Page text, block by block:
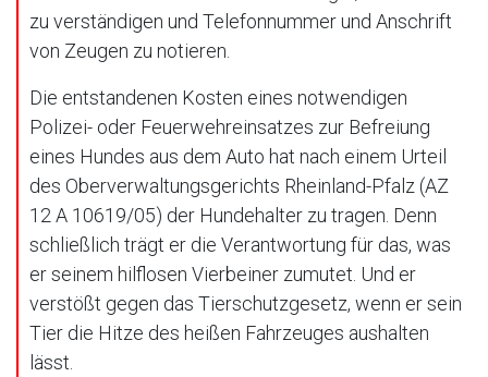
zu verständigen und Telefonnummer und Anschrift
von Zeugen zu notieren.
Die entstandenen Kosten eines notwendigen
Polizei- oder Feuerwehreinsatzes zur Befreiung
eines Hundes aus dem Auto hat nach einem Urteil
des Oberverwaltungsgerichts Rheinland-Pfalz (AZ
12 A 10619/05) der Hundehalter zu tragen. Denn
schließlich trägt er die Verantwortung für das, was
er seinem hilflosen Vierbeiner zumutet. Und er
verstößt gegen das Tierschutzgesetz, wenn er sein
Tier die Hitze des heißen Fahrzeuges aushalten
lässt.